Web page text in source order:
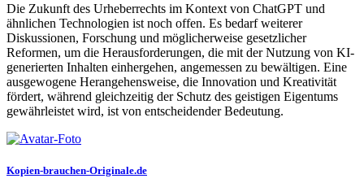
Die Zukunft des Urheberrechts im Kontext von ChatGPT und
ähnlichen Technologien ist noch offen. Es bedarf weiterer
Diskussionen, Forschung und möglicherweise gesetzlicher
Reformen, um die Herausforderungen, die mit der Nutzung von KI-
generierten Inhalten einhergehen, angemessen zu bewältigen. Eine
ausgewogene Herangehensweise, die Innovation und Kreativität
fördert, während gleichzeitig der Schutz des geistigen Eigentums
gewährleistet wird, ist von entscheidender Bedeutung.
Kopien-brauchen-Originale.de